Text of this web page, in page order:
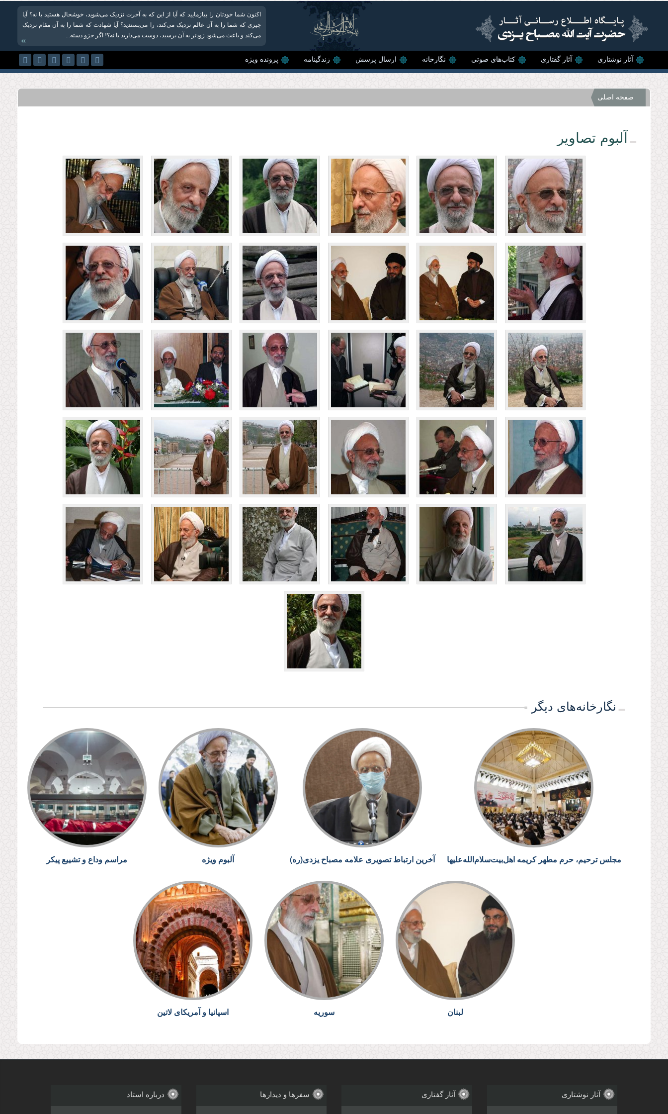
اکنون شما خودتان را بیازمایید که آیا از این که به آخرت نزدیک می‌شوید، خوشحال هستید یا نه؟ آیا
چیزی که شما را به آن عالم نزدیک می‌کند، را می‌پسندید؟ آیا شهادت که شما را به آن مقام نزدیک
می‌کند و باعث می‌شود زودتر به آن برسید، دوست می‌دارید یا نه؟! اگر جزو دسته...
»
آثار نوشتاری آثار گفتاری کتاب‌های صوتی نگارخانه ارسال پرسش زندگینامه پرونده ویژه
صفحه اصلی
آلبوم تصاویر
نگارخانه‌های دیگر
مجلس ترحیم، حرم مطهر کریمه اهل‌بیت‌سلام‌الله‌علیها آخرین ارتباط تصویری علامه مصباح یزدی(ره) آلبوم ویژه مراسم وداع و تشییع پیکر
لبنان سوریه اسپانیا و آمریکای لاتین
آثار نوشتاری آثار گفتاری سفرها و دیدارها درباره استاد